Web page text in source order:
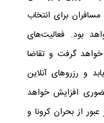
برای انتخاب
بود. فعالیت‌های
گرفت و تقاضا
و رزرو‌های آنلاین
افزایش خواهد
از بحران کرونا و